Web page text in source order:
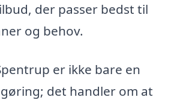
der passer bedst til
og behov.
er ikke bare en
det handler om at